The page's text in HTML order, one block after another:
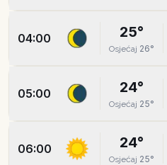
04:00 25°
Osjećaj 26°
05:00 24°
Osjećaj 25°
06:00 24°
Osjećaj 25°